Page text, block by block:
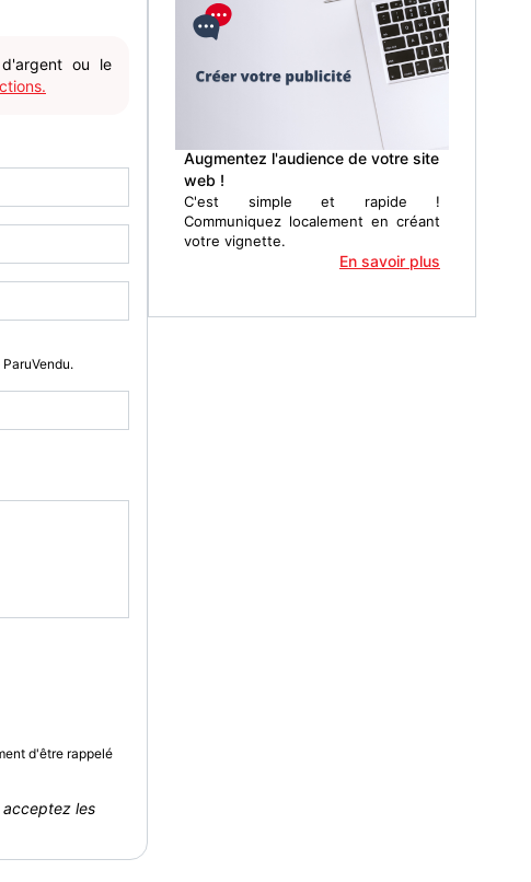
ou le
d'être rappelé
acceptez les
Augmentez l'audience de votre site
web !
C'est simple et rapide !
Communiquez localement en créant
votre vignette.
En savoir plus